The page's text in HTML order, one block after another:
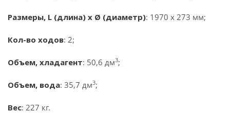
Размеры, L (длина) x Ø (диаметр): 1970 x 273 мм;
Кол-во ходов: 2;
Объем, хладагент: 50,6 дм3;
Объем, вода: 35,7 дм3;
Вес: 227 кг.